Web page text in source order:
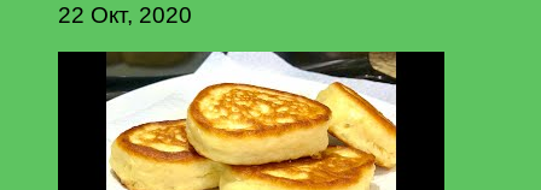
22 Окт, 2020